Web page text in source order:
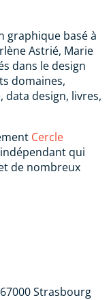
graphique basé à
Astrié, Marie
dans le design
domaines,
data design, livres,
Cercle
qui
de nombreux
Strasbourg